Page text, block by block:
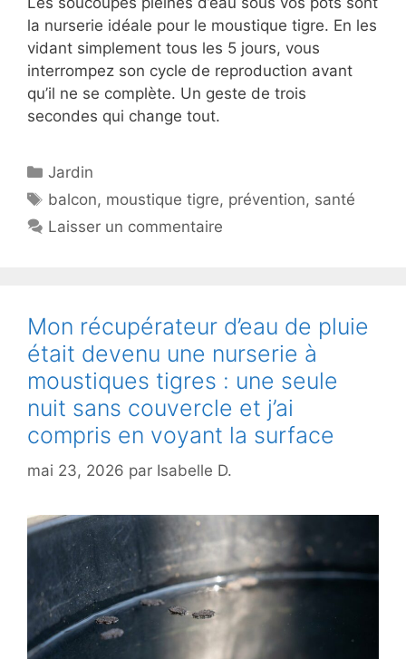
la nurserie idéale pour le moustique tigre. En les
vidant simplement tous les 5 jours, vous
interrompez son cycle de reproduction avant
qu’il ne se complète. Un geste de trois
secondes qui change tout.
Catégories
Jardin
Étiquettes
balcon, moustique tigre, prévention, santé
Laisser un commentaire
Mon récupérateur d’eau de pluie
était devenu une nurserie à
moustiques tigres : une seule
nuit sans couvercle et j’ai
compris en voyant la surface
mai 23, 2026 par Isabelle D.